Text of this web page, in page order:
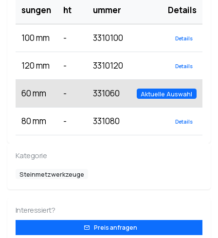
sungen
ht
ummer
Details
100 mm - 3310100 Details
120 mm - 3310120 Details
60 mm - 331060 Aktuelle Auswahl
80 mm - 331080 Details
Kategorie
Steinmetzwerkzeuge
Interessiert?
Preis anfragen